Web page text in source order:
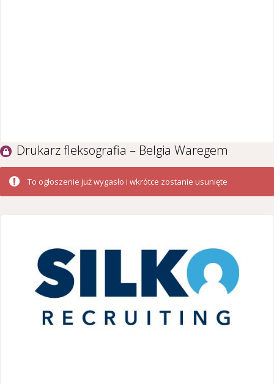
Drukarz fleksografia – Belgia Waregem
To ogłoszenie już wygasło i wkrótce zostanie usunięte